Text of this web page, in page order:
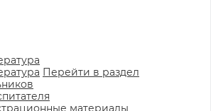
Перейти в раздел
материалы